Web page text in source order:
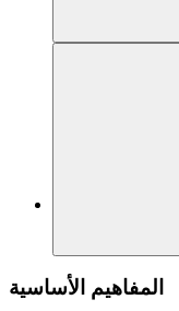
المفاهيم الأساسية